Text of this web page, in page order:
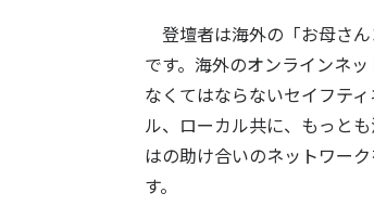
登壇者は海外の「お母さ
です。海外のオンラインネ
なくてはならないセイフテ
ル、ローカル共に、もっと
はの助け合いのネットワー
す。